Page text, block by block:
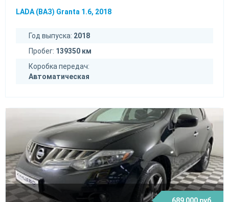
LADA (ВАЗ) Granta 1.6, 2018
Год выпуска: 2018
Пробег: 139350 км
Коробка передач:
Автоматическая